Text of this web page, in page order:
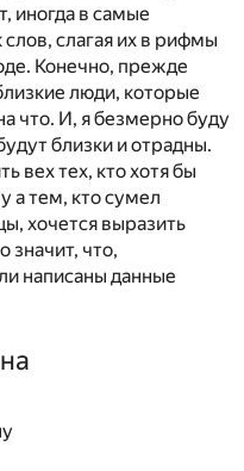
иногда в самые
слагая их в рифмы
Конечно, прежде
люди, которые
что. И, я безмерно буду
близки и отрадны.
вех тех, кто хотя бы
а тем, кто сумел
хочется выразить
значит, что,
написаны данные